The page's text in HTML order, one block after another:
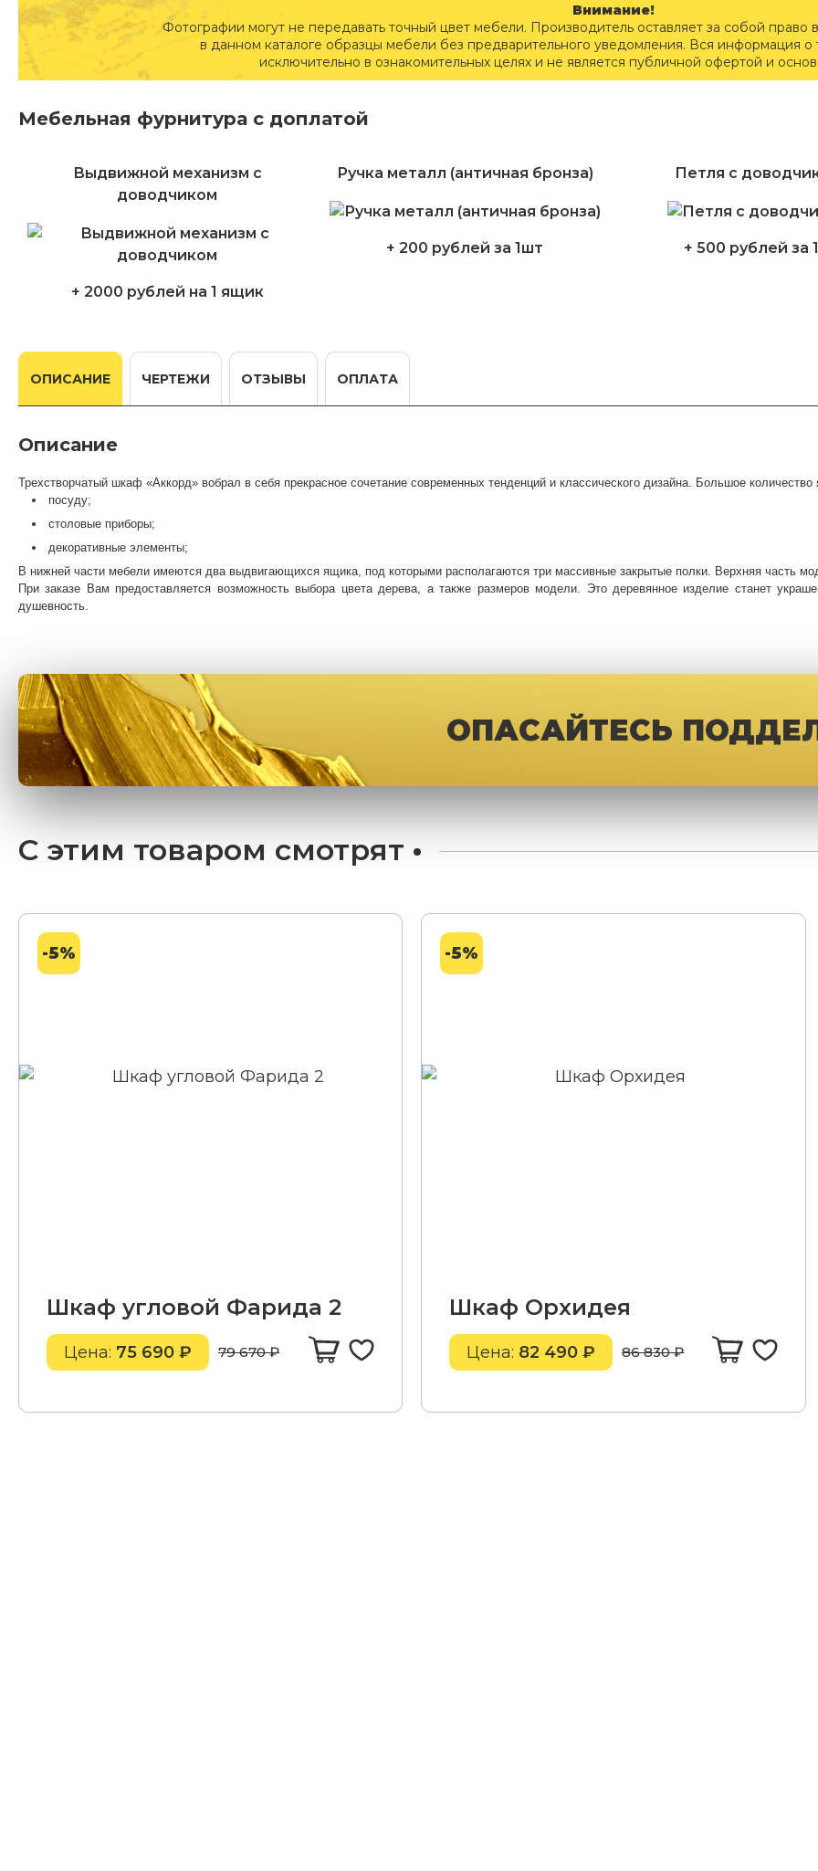
Внимание!
Фотографии могут не передавать точный цвет мебели. Производитель оставляет за собой право
в данном каталоге образцы мебели без предварительного уведомления. Вся информация о
исключительно в ознакомительных целях и не является публичной офертой и
Мебельная фурнитура с доплатой
Выдвижной механизм с
доводчиком
+ 2000 рублей на 1 ящик
Ручка металл (античная бронза)
+ 200 рублей за 1шт
Петля с
+ 500 рублей за
ОПИСАНИЕ ЧЕРТЕЖИ ОТЗЫВЫ ОПЛАТА
Описание
Трехстворчатый шкаф «Аккорд» вобрал в себя прекрасное сочетание современных тенденций и классического дизайна. Большое
посуду;
столовые приборы;
декоративные элементы;
В нижней части мебели имеются два выдвигающихся ящика, под которыми располагаются три массивные закрытые полки. Верхняя часть
При заказе Вам предоставляется возможность выбора цвета дерева, а также размеров модели. Это деревянное изделие станет
душевность.
ОПАСАЙТЕСЬ
С этим товаром смотрят
-5%
Шкаф угловой Фарида 2
Цена: 75 690 ₽ 79 670 ₽
-5%
Шкаф Орхидея
Цена: 82 490 ₽ 86 830 ₽